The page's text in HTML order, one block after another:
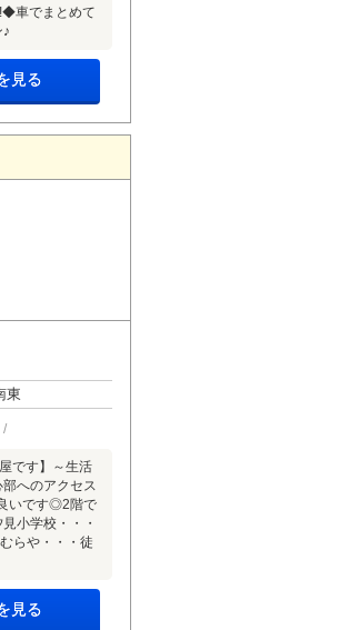
車でまとめて
見る
東
です】～生活
へのアクセス
いです◎2階で
小学校・・・
らや・・・徒
見る